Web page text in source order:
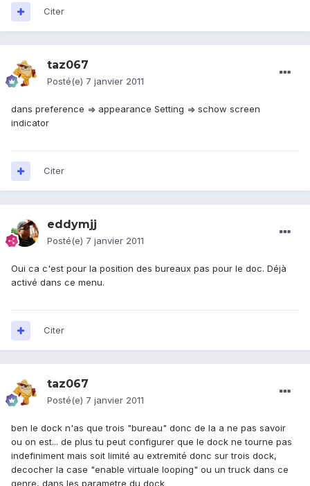
Citer
taz067
Posté(e) 7 janvier 2011
dans preference => appearance Setting => schow screen
indicator
Citer
eddymjj
Posté(e) 7 janvier 2011
Oui ca c'est pour la position des bureaux pas pour le doc. Déjà
activé dans ce menu.
Citer
taz067
Posté(e) 7 janvier 2011
ben le dock n'as que trois "bureau" donc de la a ne pas savoir
ou on est... de plus tu peut configurer que le dock ne tourne pas
indefiniment mais soit limité au extremité donc sur trois dock,
decocher la case "enable virtuale looping" ou un truck dans ce
genre, dans les parametre du dock